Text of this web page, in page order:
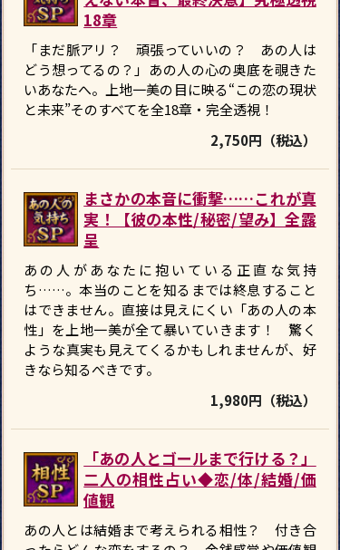
18章
「まだ脈アリ？ 頑張っていいの？ あの人は
どう想ってるの？」――あの人の心の奥底を覗きた
いあなたへ。上地一美の目に映る“この恋の現状
と未来”そのすべてを全18章・完全透視！
2,750円（税込）
まさかの本音に衝撃……これが真
実！【彼の本性/秘密/望み】全露
呈
あの人があなたに抱いている正直な気持
ち……。本当のことを知るまでは終息すること
はできません。直接は見えにくい「あの人の本
性」を上地一美が全て暴いていきます！ 驚く
ような真実も見えてくるかもしれませんが、好
きなら知るべきです――。
1,980円（税込）
「あの人とゴールまで行ける？」
二人の相性占い◆恋/体/結婚/価
値観
あの人とは結婚まで考えられる相性？ 付き合